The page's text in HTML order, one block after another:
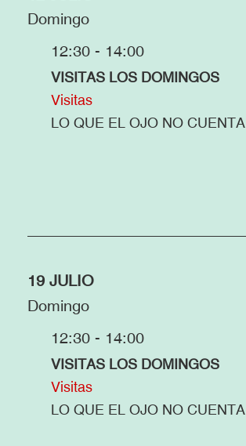
Domingo
12:30 - 14:00
VISITAS LOS DOMINGOS
Visitas
LO QUE EL OJO NO CUENTA
19 JULIO
Domingo
12:30 - 14:00
VISITAS LOS DOMINGOS
Visitas
LO QUE EL OJO NO CUENTA